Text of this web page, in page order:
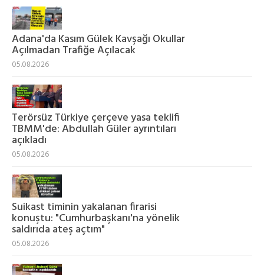
Adana'da Kasım Gülek Kavşağı Okullar
Açılmadan Trafiğe Açılacak
05.08.2026
Terörsüz Türkiye çerçeve yasa teklifi
TBMM'de: Abdullah Güler ayrıntıları
açıkladı
05.08.2026
Suikast timinin yakalanan firarisi
konuştu: "Cumhurbaşkanı'na yönelik
saldırıda ateş açtım"
05.08.2026